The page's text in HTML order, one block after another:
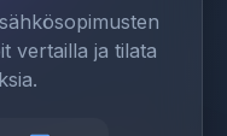
vertailla ja tilata